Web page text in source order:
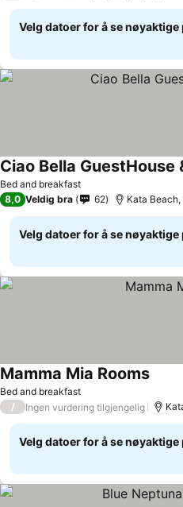
Velg datoer for å se nøyaktige
Bed and breakfast
Ciao Bella GuestHouse
8,0 Veldig bra 62 Kata Beach,
Velg datoer for å se nøyaktige
Bed and breakfast
Mamma Mia RoomsSe
/ Ingen vurdering tilgjengelig
Velg datoer for å se nøyaktige